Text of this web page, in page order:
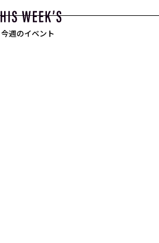
今週のイベント